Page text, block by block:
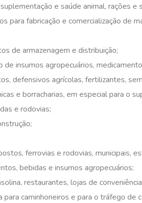
e saúde animal, rações e
para fabricação e comercialização de
de armazenagem e distribuição;
de insumos agropecuários,
defensivos agrícolas, fertilizantes,
e borracharias, em especial para o
e rodovias;
ferrovias e rodovias, municipais,
bebidas e insumos agropecuários;
restaurantes, lojas de
para caminhoneiros e para o tráfego